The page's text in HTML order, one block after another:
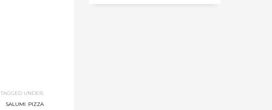
TAGGED UNDER:
SALUMI, PIZZA